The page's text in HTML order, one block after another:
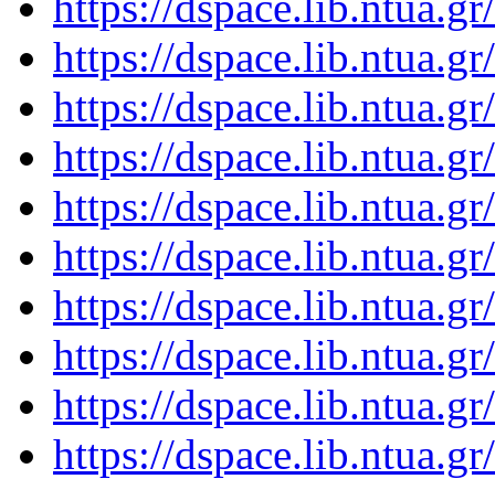
https://
https://
https://
https://
https://
https://
https://
https://
https://